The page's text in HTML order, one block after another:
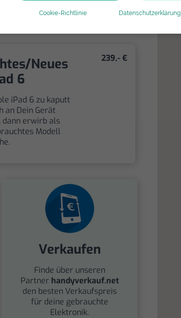
Cookie-Richtlinie Datenschutzerklärung
Neues
6
iPad 6 zu kaputt
an Dein Gerät
dann erwirb als
Modell
239,- €
Verkaufen
Finde über unseren
Partner handyverkauf.net
den besten Verkaufspreis
für deine gebrauchte
Elektronik.